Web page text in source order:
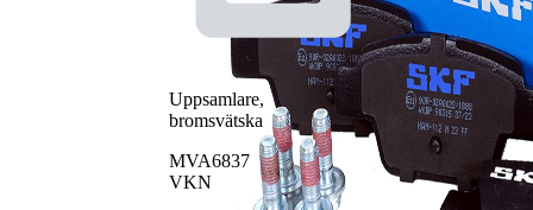
Uppsamlare,
bromsvätska
MVA6837
VKN